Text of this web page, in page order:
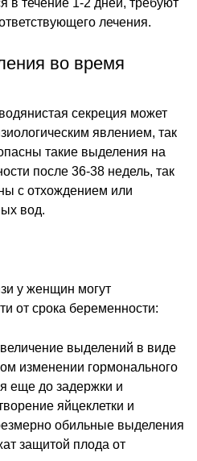
лечения.
во время
секреция может
явлением, так
такие выделения на
после 36-38 недель, так
с отхождением или
вод.
у женщин могут
от срока беременности:
выделений в виде
изменении гормонального
еще до задержки и
яйцеклетки и
обильные выделения
защитой плода от